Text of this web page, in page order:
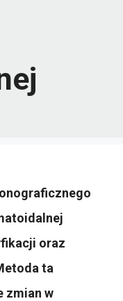
oraz
ta
zmian w